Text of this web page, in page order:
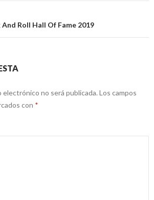
Roll Hall Of Fame 2019
no será publicada. Los campos
con *